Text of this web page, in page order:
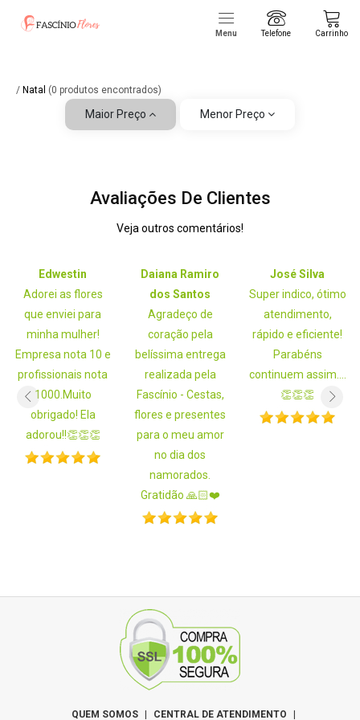
Menu Telefone Carrinho
/ Natal (0 produtos encontrados)
Maior Preço Menor Preço
Avaliações De Clientes
Veja outros comentários!
Edwestin
Adorei as flores
que enviei para
minha mulher!
Empresa nota 10 e
profissionais nota
1000.Muito
obrigado! Ela
adorou!!👏👏👏
Daiana Ramiro
dos Santos
Agradeço de
coração pela
belíssima entrega
realizada pela
Fascínio - Cestas,
flores e presentes
para o meu amor
no dia dos
namorados.
Gratidão 🙏🏻❤️
José Silva
Super indico, ótimo
atendimento,
rápido e eficiente!
Parabéns
continuem assim....
👏👏👏
QUEM SOMOS CENTRAL DE ATENDIMENTO